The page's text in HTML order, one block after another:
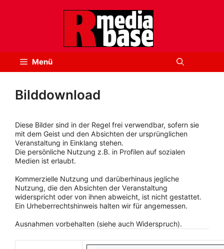
Menü
Bilddownload
Diese Bilder sind in der Regel frei verwendbar, sofern sie
mit dem Geist und den Absichten der ursprünglichen
Veranstaltung in Einklang stehen.
Die persönliche Nutzung z.B. in Profilen auf sozialen
Medien ist erlaubt.
Kommerzielle Nutzung und darüberhinaus jegliche
Nutzung, die den Absichten der Veranstaltung
widerspricht oder von ihnen abweicht, ist nicht gestattet.
Ein Urheberrechtshinweis halten wir für angemessen.
Ausnahmen vorbehalten (siehe auch Widerspruch).